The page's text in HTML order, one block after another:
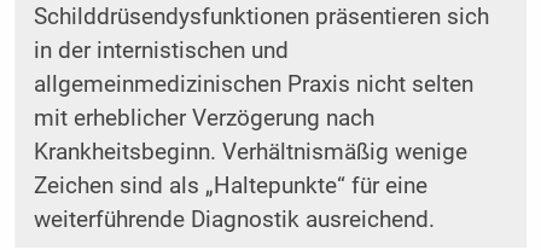
Schilddrüsendysfunktionen präsentieren sich
in der internistischen und
allgemeinmedizinischen Praxis nicht selten
mit erheblicher Verzögerung nach
Krankheitsbeginn. Verhältnismäßig wenige
Zeichen sind als „Haltepunkte“ für eine
weiterführende Diagnostik ausreichend.